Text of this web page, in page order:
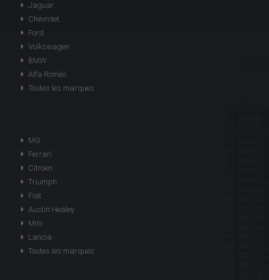
Jaguar
Chevrolet
Ford
Volkswagen
BMW
Alfa Roméo
Toutes les marques
MG
Ferrari
Citroen
Triumph
Fiat
Austin Healey
Mini
Lancia
Toutes les marques